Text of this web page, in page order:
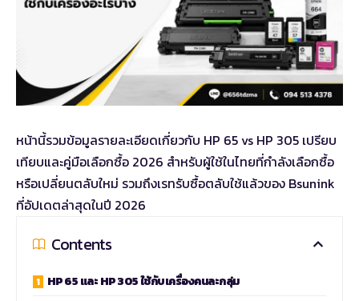
หน้านี้รวมข้อมูลรายละเอียดเกี่ยวกับ HP 65 vs HP 305 เปรียบ
เทียบและคู่มือเลือกซื้อ 2026 สำหรับผู้ใช้ในไทยที่กำลังเลือกซื้อ
หรือเปลี่ยนตลับใหม่ รวมถึงเรทรับซื้อตลับใช้แล้วของ Bsunink
ที่อัปเดตล่าสุดในปี 2026
Contents
HP 65 และ HP 305 ใช้กับเครื่องคนละกลุ่ม